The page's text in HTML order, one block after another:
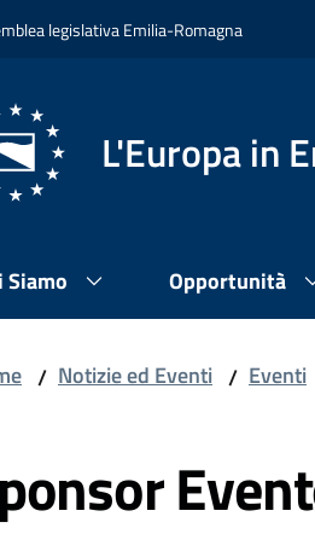
legislativa Emilia-Romagna
L'Europa in
Siamo Opportunità
/ Notizie ed Eventi / Eventi